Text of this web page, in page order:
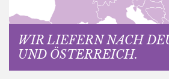
WIR LIEFERN NACH
UND ÖSTERREICH.